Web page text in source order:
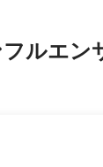
ルエン